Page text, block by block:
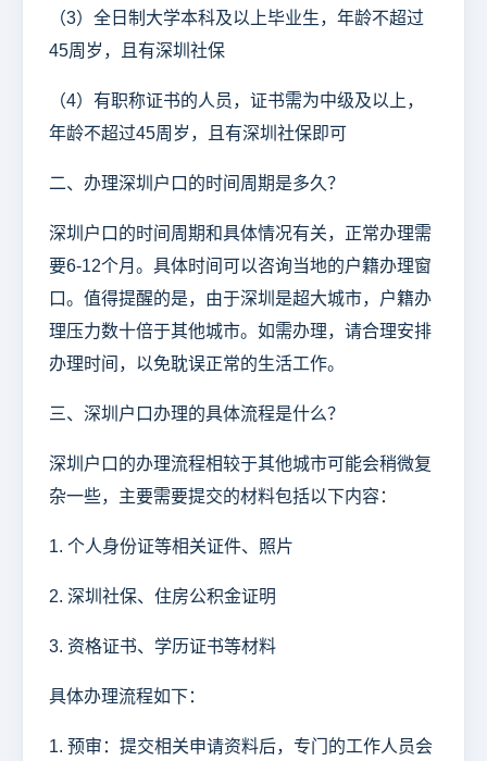
（3）全日制大学本科及以上毕业生，年龄不超过
45周岁，且有深圳社保
（4）有职称证书的人员，证书需为中级及以上，
年龄不超过45周岁，且有深圳社保即可
二、办理深圳户口的时间周期是多久？
深圳户口的时间周期和具体情况有关，正常办理需
要6-12个月。具体时间可以咨询当地的户籍办理窗
口。值得提醒的是，由于深圳是超大城市，户籍办
理压力数十倍于其他城市。如需办理，请合理安排
办理时间，以免耽误正常的生活工作。
三、深圳户口办理的具体流程是什么？
深圳户口的办理流程相较于其他城市可能会稍微复
杂一些，主要需要提交的材料包括以下内容：
1. 个人身份证等相关证件、照片
2. 深圳社保、住房公积金证明
3. 资格证书、学历证书等材料
具体办理流程如下：
1. 预审：提交相关申请资料后，专门的工作人员会